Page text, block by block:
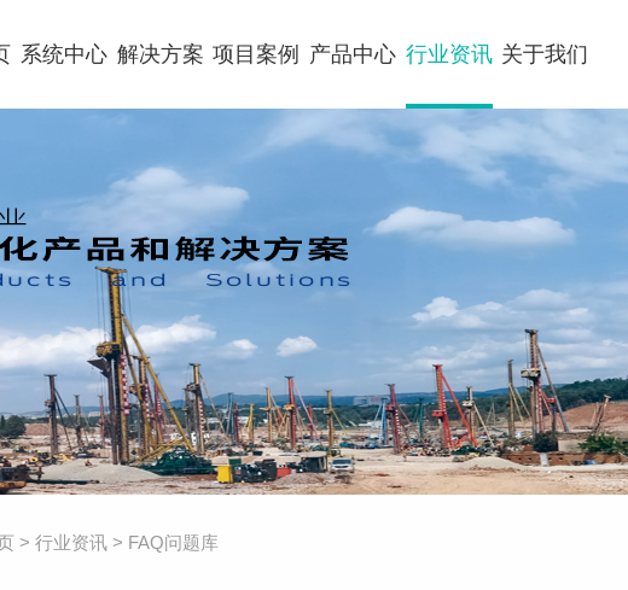
系统中心 解决方案 项目案例 产品中心 行业资讯 关于我们
> 行业资讯> FAQ问题库